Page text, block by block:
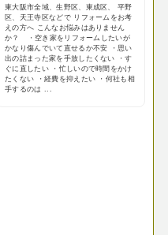
東大阪市全域、生野区、東成区、 平野
区、天王寺区などで リフォームをお考
えの方へ こんなお悩みはありません
か？ ・空き家をリフォームしたいが
かなり傷んでいて直せるか不安 ・思い
出の詰まった家を手放したくない ・す
ぐに直したい ・忙しいので時間をかけ
たくない ・経費を抑えたい ・何社も相
手するのは ...